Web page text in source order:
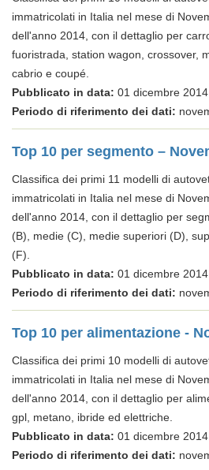
immatricolati in Italia nel mese di
dell'anno 2014, con il dettaglio per
fuoristrada, station wagon, crossover,
cabrio e coupé.
Pubblicato in data: 01 dicembre 2014
Periodo di riferimento dei dati:
Top 10 per segmento –
Classifica dei primi 11 modelli di
immatricolati in Italia nel mese di
dell'anno 2014, con il dettaglio per
(B), medie (C), medie superiori (D),
(F).
Pubblicato in data: 01 dicembre 2014
Periodo di riferimento dei dati:
Top 10 per alimentazione -
Classifica dei primi 10 modelli di
immatricolati in Italia nel mese di
dell'anno 2014, con il dettaglio per
gpl, metano, ibride ed elettriche.
Pubblicato in data: 01 dicembre 2014
Periodo di riferimento dei dati: